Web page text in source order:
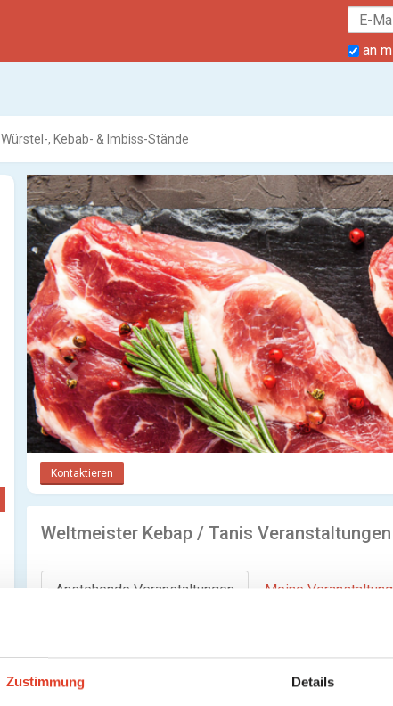
Zustimmung Details
an
Würstel-, Kebab- & Imbiss-Stände
Kontaktieren
Weltmeister Kebap / Tanis Veranstaltungen
Anstehende Veranstaltungen Meine
Keine weiteren Inhalte gefunden